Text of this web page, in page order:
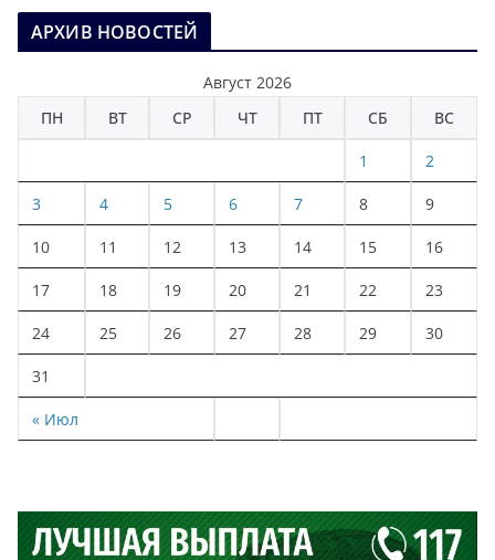
АРХИВ НОВОСТЕЙ
Август 2026
ПН
ВТ СР ЧТ ПТ СБ ВС
« Июл
1 2
3 4 5 6 7 8 9
10 11 12 13 14 15 16
17 18 19 20 21 22 23
24 25 26 27 28 29 30
31